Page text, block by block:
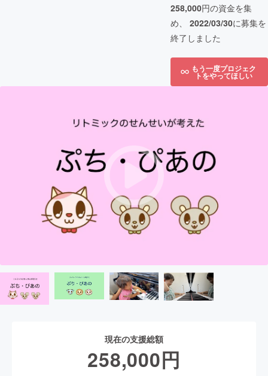
258,000円の資金を集
め、 2022/03/30に募集を
終了しました
もう一度プロジェク
トをやってほしい
現在の支援総額
258,000円